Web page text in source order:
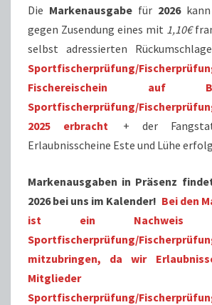
Die Markenausgabe für 2026kann
gegen Zusendung eines mit 1,10€
selbst adressierten
Sportfischerprüfung/
Fischereischein auf
Sportfischerprüfung/
2025 erbracht
+ der
Erlaubnisscheine Este und Lühe
Markenausgaben in Präsenz
2026 bei uns im Kalender! Bei den
ist ein
Sportfischerprüfung/
mitzubringen, da wir
Sportfischerprüfung/